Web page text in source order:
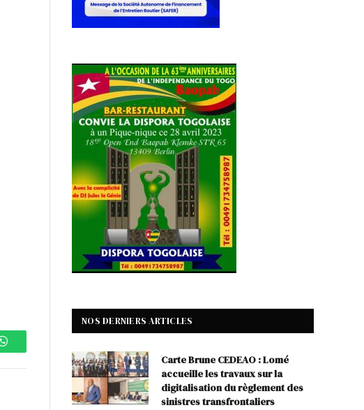
WhatsApp
NOS DERNIERS ARTICLES
Carte Brune CEDEAO : Lomé
accueille les travaux sur la
digitalisation du règlement des
sinistres transfrontaliers